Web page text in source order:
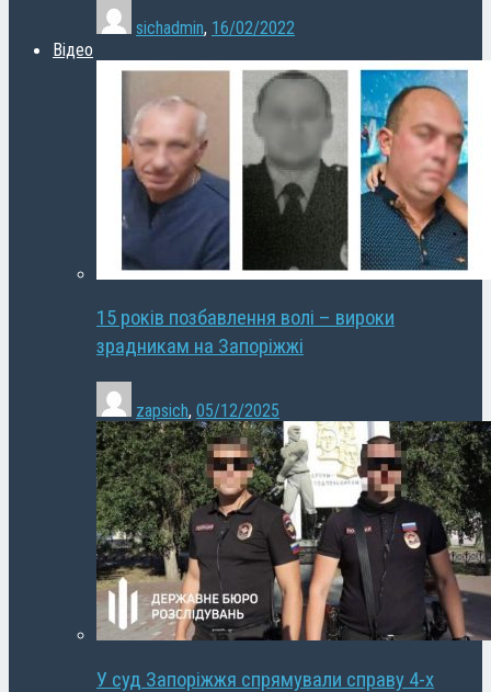
sichadmin, 16/02/2022
Відео
15 років позбавлення волі – вироки
зрадникам на Запоріжжі
zapsich, 05/12/2025
У суд Запоріжжя спрямували справу 4-х